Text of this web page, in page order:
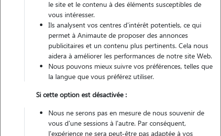
Gardes réalisées
Contacter
L'envoi d'une demande est sans engagement
le site et le contenu à des éléments susceptibles de
vous intéresser.
Ils analysent vos centres d'intérêt potentiels, ce qui
permet à Animaute de proposer des annonces
publicitaires et un contenu plus pertinents. Cela nous
aidera à améliorer les performances de notre site Web.
Nous pouvons mieux suivre vos préférences, telles que
la langue que vous préférez utiliser.
Si cette option est désactivée :
Nous ne serons pas en mesure de nous souvenir de
vous d'une sessions à l'autre. Par conséquent,
l'expérience ne sera peut-être pas adaptée à vos